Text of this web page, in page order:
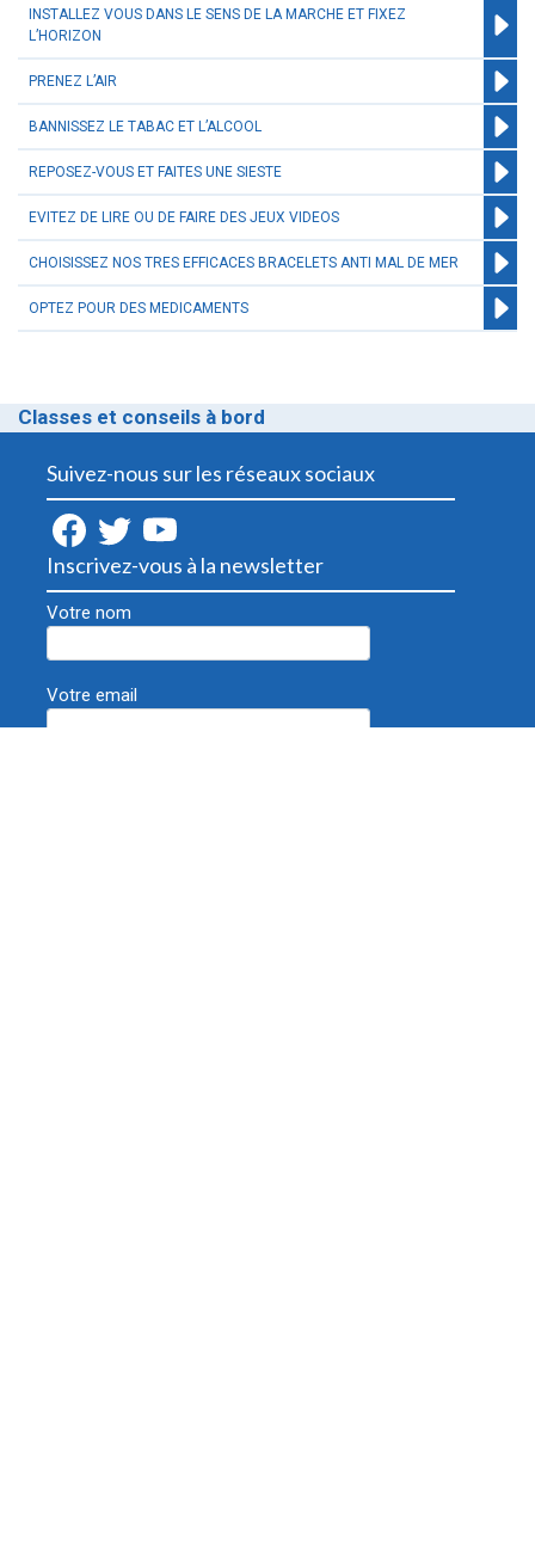
INSTALLEZ VOUS DANS LE SENS DE LA MARCHE ET FIXEZ
L’HORIZON
PRENEZ L’AIR
BANNISSEZ LE TABAC ET L’ALCOOL
REPOSEZ-VOUS ET FAITES UNE SIESTE
EVITEZ DE LIRE OU DE FAIRE DES JEUX VIDEOS
CHOISISSEZ NOS TRES EFFICACES BRACELETS ANTI MAL DE MER
OPTEZ POUR DES MEDICAMENTS
Classes et conseils à bord
Suivez-nous sur les réseaux sociaux
Inscrivez-vous à la newsletter
Votre nom
Votre email